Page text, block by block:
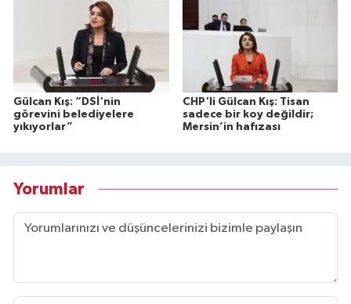
Gülcan Kış: “DSİ'nin
görevini belediyelere
yıkıyorlar”
CHP'li Gülcan Kış: Tisan
sadece bir koy değildir;
Mersin’in hafızası
Yorumlar